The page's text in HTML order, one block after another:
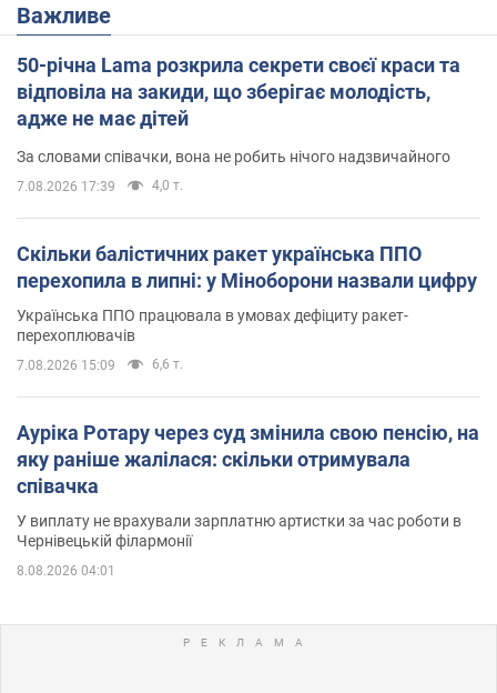
Важливе
50-річна Lama розкрила секрети своєї краси та
відповіла на закиди, що зберігає молодість,
адже не має дітей
За словами співачки, вона не робить нічого надзвичайного
7.08.2026 17:39 4,0 т.
Скільки балістичних ракет українська ППО
перехопила в липні: у Міноборони назвали цифру
Українська ППО працювала в умовах дефіциту ракет-
перехоплювачів
7.08.2026 15:09 6,6 т.
Ауріка Ротару через суд змінила свою пенсію, на
яку раніше жалілася: скільки отримувала
співачка
У виплату не врахували зарплатню артистки за час роботи в
Чернівецькій філармонії
8.08.2026 04:01